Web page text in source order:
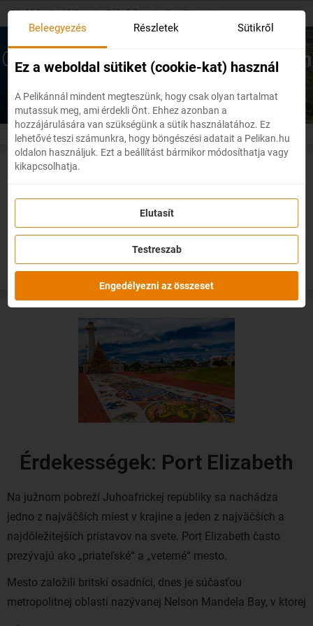
content
Főoldal / Afrika / Dél-afrika / Port Elizabeth
Olcsó repülőjegyekPort Elizabeth
Elizabethba
Érdekességek: Port Elizabeth
Na južnom pobreží Juhoafrickej republiky sa nachádza
jedno z najväčších miest v krajine a jeden z najväčších a
najdôležitejších prístavov na svete. Port Elizabeth často
prezývajú ako „priateľské“ a „veterné“ mesto.
Mesto založili britskí osadníci, dnes je súčasťou
metropolitnej oblasti nazývanej Nelson Mandela Bay, v ktorej
žije viac ako 1,3 milióna obyvateľov.
Beleegyezés Részletek Sütikről
Ez a weboldal sütiket (cookie-kat) használ
A Pelikánnál mindent megteszünk, hogy csak olyan tartalmat
mutassuk meg, ami érdekli Önt. Ehhez azonban a
hozzájárulására van szükségünk a sütik használatához. Ez
lehetővé teszi számunkra, hogy böngészési adatait a Pelikan.hu
oldalon használjuk. Ezt a beállítást bármikor módosíthatja vagy
kikapcsolhatja.
Elutasít
Testreszab
Engedélyezni az összeset